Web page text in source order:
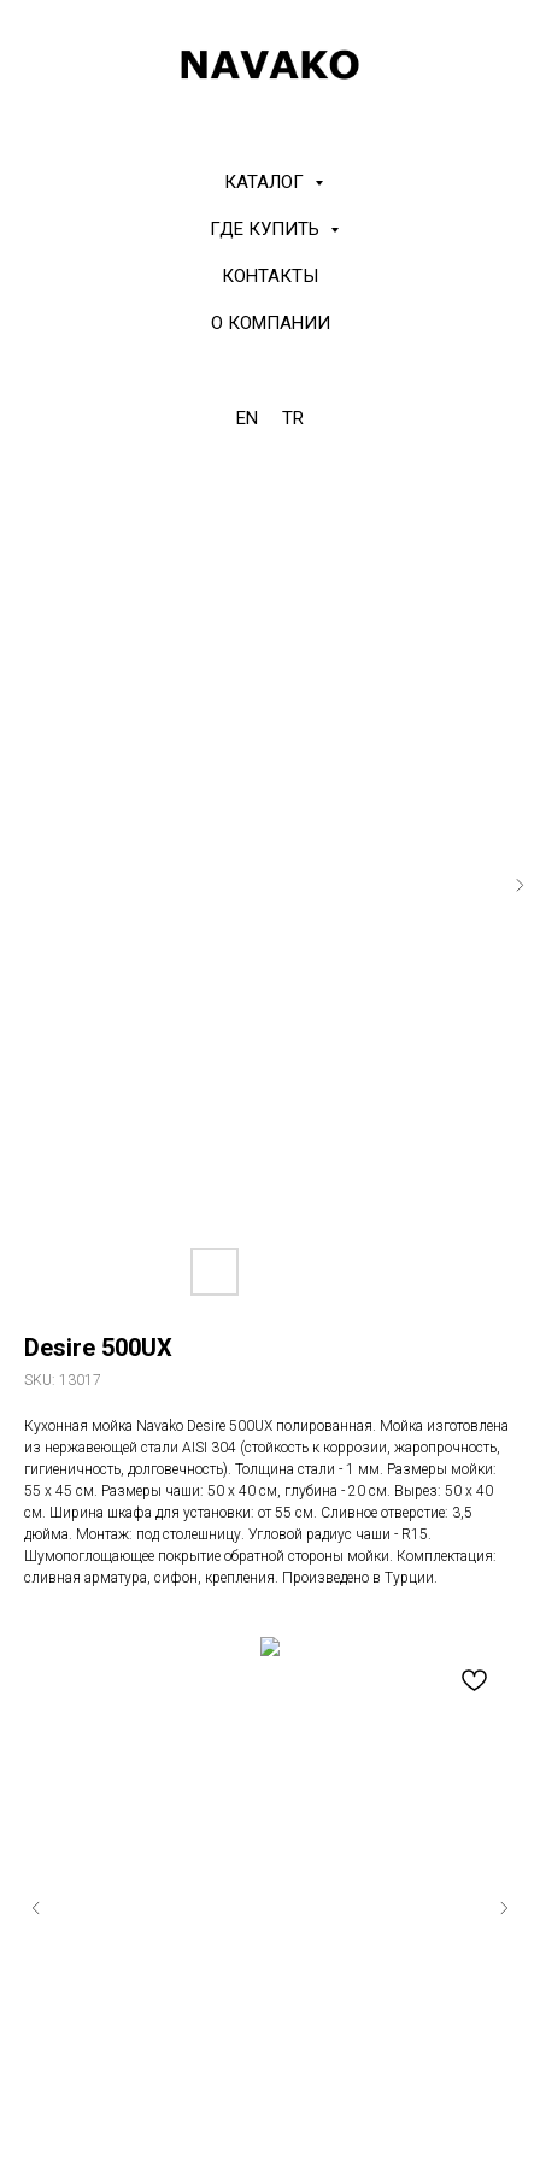
КАТАЛОГ
ГДЕ КУПИТЬ
КОНТАКТЫ
О КОМПАНИИ
EN TR
Desire 500UX
SKU: 13017
Кухонная мойка Navako Desire 500UX полированная. Мойка изготовлена
из нержавеющей стали AISI 304 (стойкость к коррозии, жаропрочность,
гигиеничность, долговечность). Толщина стали - 1 мм. Размеры мойки:
55 х 45 см. Размеры чаши: 50 х 40 см, глубина - 20 см. Вырез: 50 х 40
см. Ширина шкафа для установки: от 55 см. Сливное отверстие: 3,5
дюйма. Монтаж: под столешницу. Угловой радиус чаши - R15.
Шумопоглощающее покрытие обратной стороны мойки. Комплектация:
сливная арматура, сифон, крепления. Произведено в Турции.